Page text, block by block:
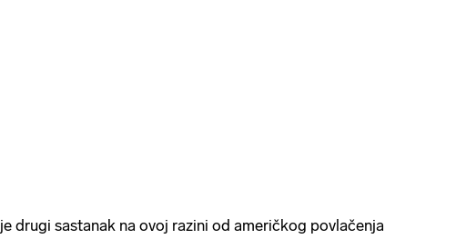
drugi sastanak na ovoj razini od američkog povlačenja